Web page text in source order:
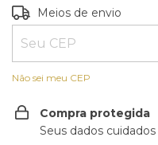
Entregas para o CEP:
Meios de envio
Não sei meu CEP
Compra protegida
Seus dados